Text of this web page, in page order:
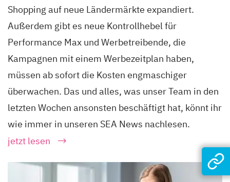
Shopping auf neue Ländermärkte expandiert.
Außerdem gibt es neue Kontrollhebel für
Performance Max und Werbetreibende, die
Kampagnen mit einem Werbezeitplan haben,
müssen ab sofort die Kosten engmaschiger
überwachen. Das und alles, was unser Team in den
letzten Wochen ansonsten beschäftigt hat, könnt ihr
wie immer in unseren SEA News nachlesen.
jetzt lesen